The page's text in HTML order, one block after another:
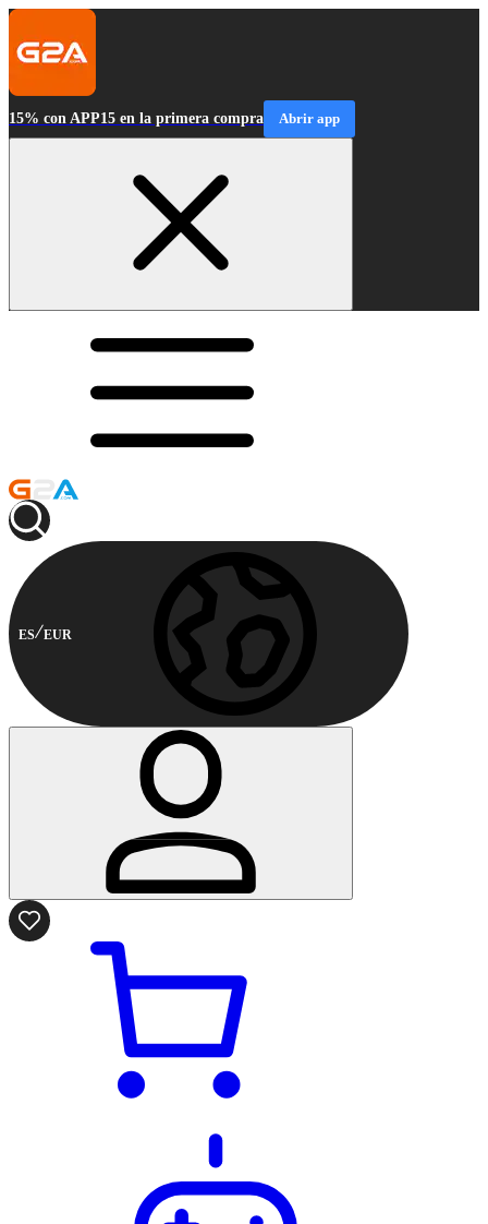
15% con APP15 en la primera compra Abrir app
ES EUR